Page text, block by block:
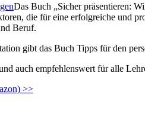
Das Buch „Sicher präsentieren:
die für eine erfolgreiche und
Beruf.
gibt das Buch Tipps für den
auch empfehlenswert für alle
>>